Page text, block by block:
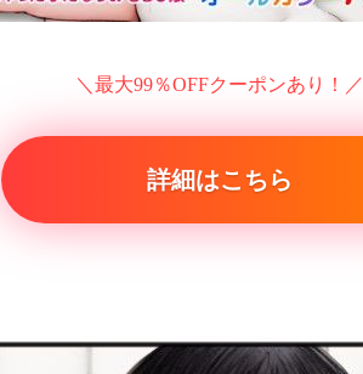
＼最大99％OFFクーポンあり！／
詳細はこちら